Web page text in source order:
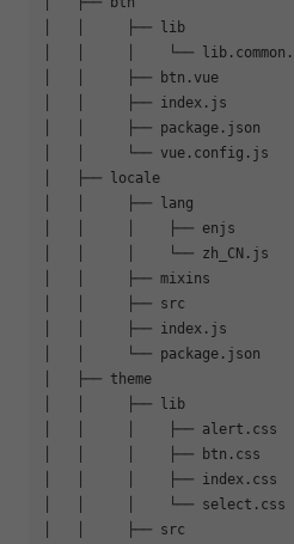
│   │     ├── lib      	     		# 目标文件
│   │     │    └── lib. common .
│   │     ├── btn. vue
│   │     ├── index. js
│   │     ├── package. json
│   │     └── vue. config . js
│   ├── locale               		# 国际化
│   │     ├── lang      	     	# 语言包
│   │     │    ├── enjs   		# 英文
│   │     │    └── zh_CN. js
│   │     ├── src       		# 源码
│   │     ├── index. js
│   │     └── package. json
│   ├── theme                		# 样式
│   │     ├── lib      	     		# 目标文件
│   │     │    ├── alert. css
│   │     │    ├── btn. css
│   │     │    ├── index. css
│   │     │    └── select. css
│   │     ├── src      	     		# 源文件